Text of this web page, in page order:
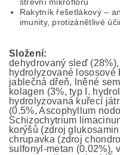
Rakytník řešetlákový –
imunity, protizánětlivé
Složení:
dehydrovaný sleď
hydrolyzované lososové
jablečná dřeň, lněné
kolagen (3%, typ I.
hydrolyzovaná kuřecí
(0.5%, Ascophyllum
Schizochytrium
korýšů (zdroj
chrupavka (zdroj
sulfonyl-metan (0.02%),